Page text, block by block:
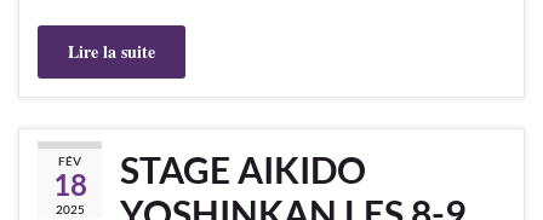
Lire la suite
FÉV
18
2025
STAGE AIKIDO